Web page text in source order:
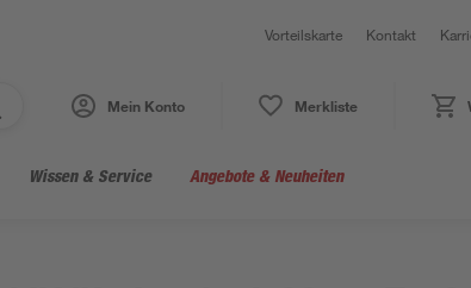
Vorteilskarte Kontakt
Mein Konto Merkliste
Wissen & Service Angebote & Neuheiten